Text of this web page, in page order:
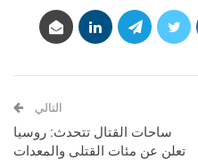
التالي
ساحات القتال تتحدث: روسيا
تعلن عن مئات القتلى والمعدات